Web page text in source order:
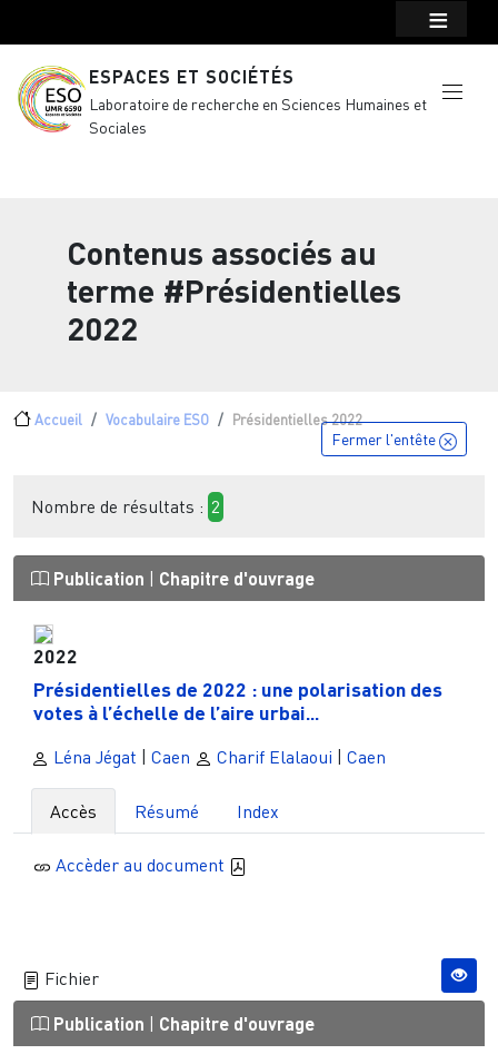
ESPACES ET SOCIÉTÉS
Laboratoire de recherche en Sciences Humaines et
Sociales
Contenus associés au
terme #Présidentielles
2022
Fil d'Ariane
Accueil Vocabulaire ESO Présidentielles 2022
Fermer l'entête
Nombre de résultats : 2
Publication Chapitre d'ouvrage
2022
Présidentielles de 2022 : une polarisation des
votes à l’échelle de l’aire urbai...
Léna Jégat Caen Charif Elalaoui Caen
Accès Résumé Index
Accèder au document
Fichier
Publication Chapitre d'ouvrage